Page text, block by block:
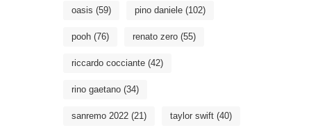
oasis (59) pino daniele (102)
pooh (76) renato zero (55)
riccardo cocciante (42)
rino gaetano (34)
sanremo 2022 (21) taylor swift (40)